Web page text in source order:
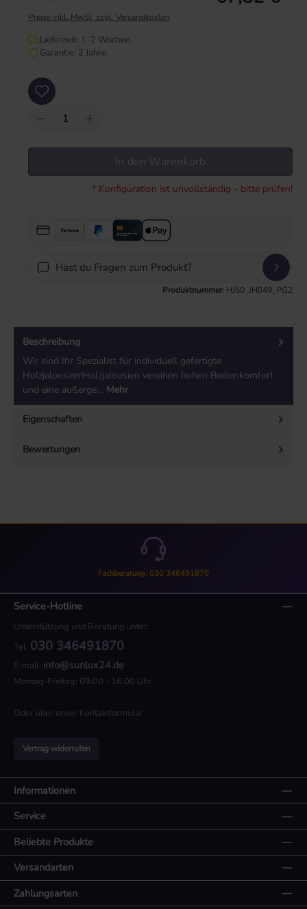
Preise inkl. MwSt. zzgl. Versandkosten
Lieferzeit: 1-2 Wochen
Garantie: 2 Jahre
Produkt Anzahl: Gib den gewünschten Wert ein oder benutze die Schaltflächen
In den Warenkorb
* Konfiguration ist unvollständig - bitte prüfen!
Hast du Fragen zum Produkt?
Produktnummer: HJ50_JH049_PG2
Beschreibung
Wir sind Ihr Spezialist für individuell gefertigte
Holzjalousien!Holzjalousien vereinen hohen Bedienkomfort
und eine außerge… Mehr
Eigenschaften
Bewertungen
Fachberatung: 030 346491870
Service-Hotline
Unterstützung und Beratung unter:
Tel: 030 346491870
E-mail: info@sunlux24.de
Montag-Freitag: 09:00 - 16:00 Uhr
Oder über unser Kontaktformular.
Vertrag widerrufen
Informationen
Service
Beliebte Produkte
Zahlungsarten
Versandarten